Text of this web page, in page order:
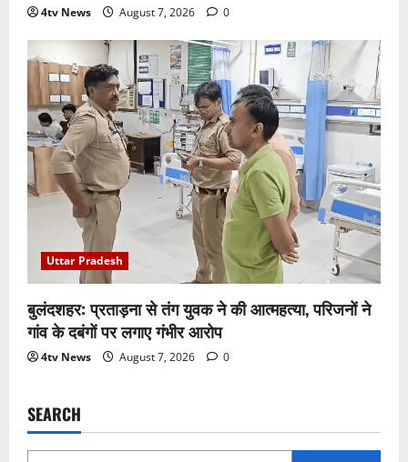
4tv News August 7, 2026 0
Uttar Pradesh
बुलंदशहर: प्रताड़ना से तंग युवक ने की आत्महत्या, परिजनों ने
गांव के दबंगों पर लगाए गंभीर आरोप
4tv News August 7, 2026 0
SEARCH